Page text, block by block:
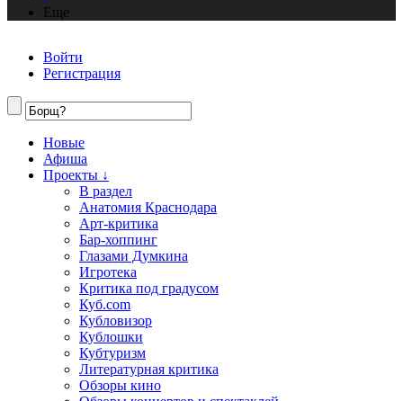
Еще
Войти
Регистрация
Новые
Афиша
Проекты ↓
В раздел
Анатомия Краснодара
Арт-критика
Бар-хоппинг
Глазами Думкина
Игротека
Критика под градусом
Куб.com
Кубловизор
Кублошки
Кубтуризм
Литературная критика
Обзоры кино